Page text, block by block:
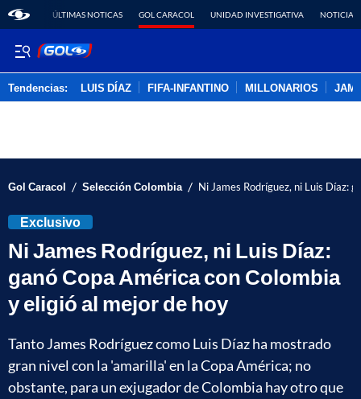
ÚLTIMAS NOTICAS GOL CARACOL UNIDAD INVESTIGATIVA NOTICIAS
Tendencias: LUIS DÍAZ FIFA-INFANTINO MILLONARIOS
Gol Caracol / Selección Colombia / Ni James Rodríguez, ni Luis Díaz:
Exclusivo
Ni James Rodríguez, ni Luis Díaz:
ganó Copa América con Colombia
y eligió al mejor de hoy
Tanto James Rodríguez como Luis Díaz ha mostrado
gran nivel con la 'amarilla' en la Copa América; no
obstante, para un exjugador de Colombia hay otro que